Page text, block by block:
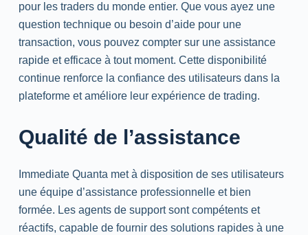
pour les traders du monde entier. Que vous ayez une
question technique ou besoin d’aide pour une
transaction, vous pouvez compter sur une assistance
rapide et efficace à tout moment. Cette disponibilité
continue renforce la confiance des utilisateurs dans la
plateforme et améliore leur expérience de trading.
Qualité de l’assistance
Immediate Quanta met à disposition de ses utilisateurs
une équipe d’assistance professionnelle et bien
formée. Les agents de support sont compétents et
réactifs, capable de fournir des solutions rapides à une